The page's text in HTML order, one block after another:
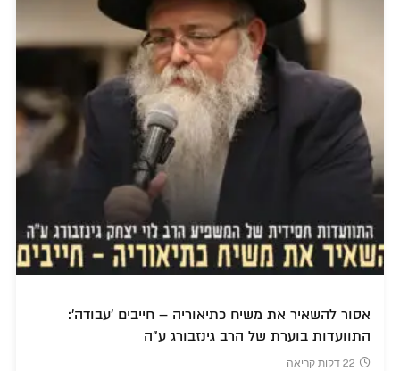
אסור להשאיר את משיח כתיאוריה – חייבים 'עבודה':
התוועדות בוערת של הרב גינזבורג ע"ה
22 דקות קריאה